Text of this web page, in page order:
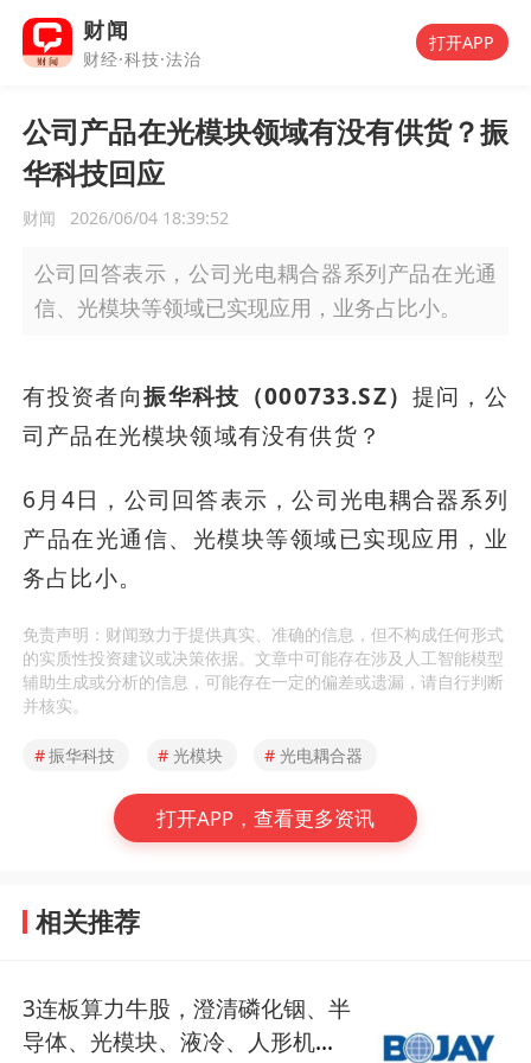
财闻
财经·科技·法治
打开APP
公司产品在光模块领域有没有供货？振
华科技回应
财闻 2026/06/04 18:39:52
公司回答表示，公司光电耦合器系列产品在光通
信、光模块等领域已实现应用，业务占比小。
有投资者向振华科技（000733.SZ） 提问，公
司产品在光模块领域有没有供货？
6月4日，公司回答表示，公司光电耦合器系列
产品在光通信、光模块等领域已实现应用，业
务占比小。
免责声明：财闻致力于提供真实、准确的信息，但不构成任何形式
的实质性投资建议或决策依据。文章中可能存在涉及人工智能模型
辅助生成或分析的信息，可能存在一定的偏差或遗漏，请自行判断
并核实。
#振华科技 # 光模块 # 光电耦合器
打开APP，查看更多资讯
相关推荐
3连板算力牛股，澄清磷化铟、半
导体、光模块、液冷、人形机器